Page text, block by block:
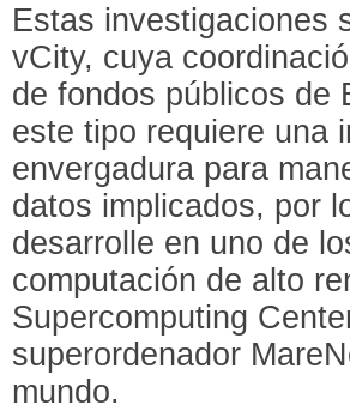
Estas investigaciones
vCity, cuya
de fondos públicos de
este tipo requiere una
envergadura para
datos implicados, por
desarrolle en uno de
computación de alto
Supercomputing
superordenador
mundo.